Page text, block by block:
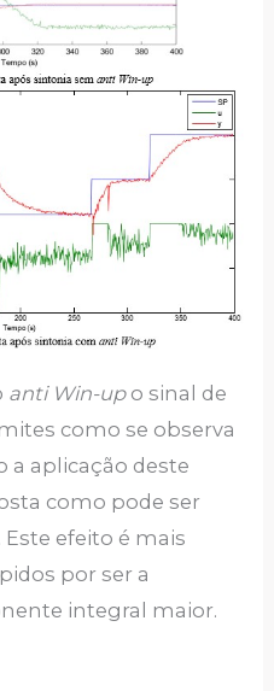
anti Win-up o sinal de
como se observa
a aplicação deste
como pode ser
Este efeito é mais
por ser a
integral maior.